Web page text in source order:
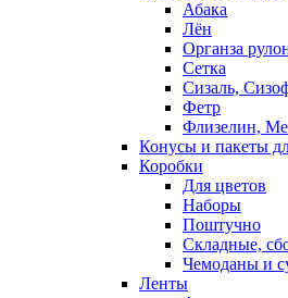
Абака
Лён
Органза
Сетка
Сизаль,
Фетр
Флизелин,
Конусы и пакеты
Коробки
Для цветов
Наборы
Поштучно
Складные,
Чемоданы и
Ленты